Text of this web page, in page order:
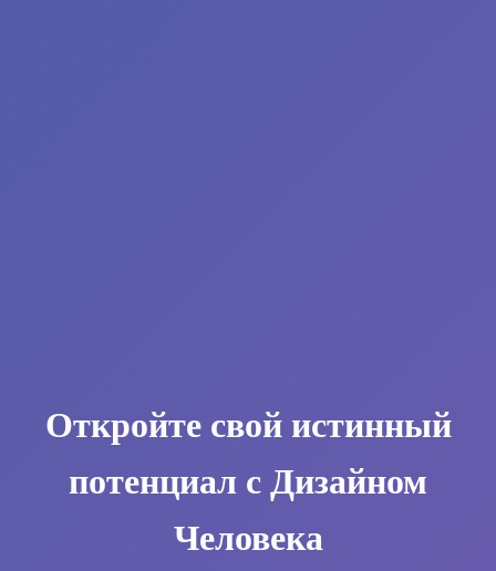
Откройте свой истинный
потенциал с Дизайном
Человека